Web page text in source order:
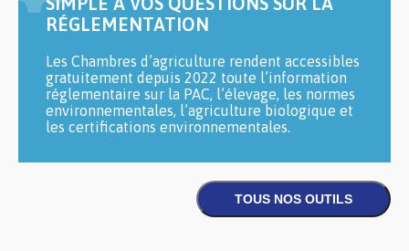
RÉGLEMENTATION
Les Chambres d’agriculture rendent accessibles
gratuitement depuis 2022 toute l’information
réglementaire sur la PAC, l’élevage, les normes
environnementales, l’agriculture biologique et
les certifications environnementales.